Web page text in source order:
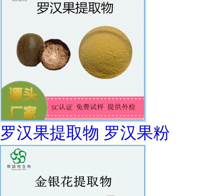
罗汉果提取物 罗汉果粉